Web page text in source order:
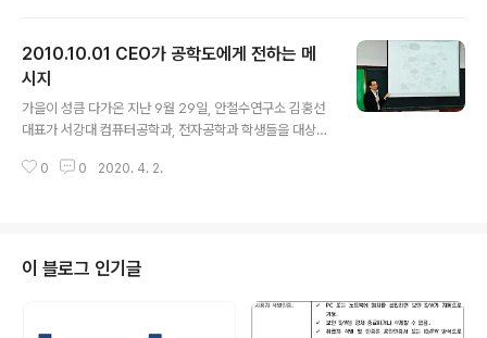
악성코드 감염건수가 급격히 증가하고 있다고 경고했습니
다. V3에서는 이를 ‘JS/CVE-2010-0806’으로 진단하며
AMP(악성코드분석시스템)을 통해 집계된 감염 건수는 2
7일 약 1,000건에서 28일 약 14,000건으로 급증하기 시
작하여 29일 약 20,200건과 30일에 약 19,000건으로
지속되고 있습니다. 이는 사용자들이 방문하는 다수의 ..
2010.10.01 CEO가 공학도에게 전하는 메
시지
가을이 성큼 다가온 지난 9월 29일, 안철수연구소 김홍선
대표가 서강대 컴퓨터공학과, 전자공학과 학생들을 대상으
날 강연에는 공학 전공자 뿐 아니라 인문학, 사회과학 전공
소셜네트워크 등을 자세히 다루어 변화하는 시대에 대한
학생들의 이해를 도왔습니다. 김홍선 대표는 만화가 이정
문 화백이 1965년에 상상한 2000년대의 모습을 보여주
며 질문을 던집니다. “지금으로부터 45년 전의 상상 입니
0 0 2020. 4. 2.
이 블로그 인기글